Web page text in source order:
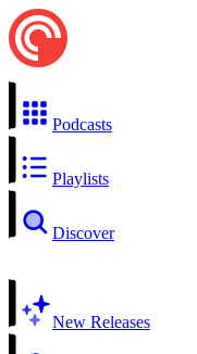
Podcasts
Playlists
Discover
New Releases